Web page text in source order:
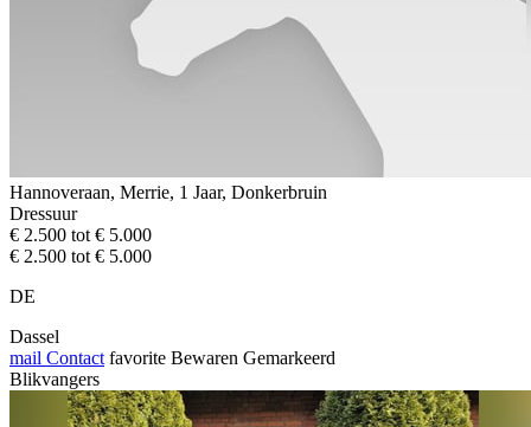
Hannoveraan, Merrie, 1 Jaar, Donkerbruin
Dressuur
€ 2.500 tot € 5.000
€ 2.500 tot € 5.000
DE
Dassel
mail Contact favorite Bewaren Gemarkeerd
Blikvangers